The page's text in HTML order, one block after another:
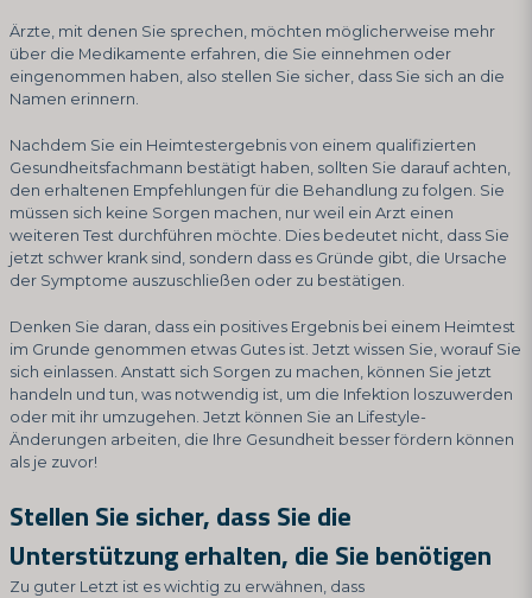
Ärzte, mit denen Sie sprechen, möchten möglicherweise mehr
über die Medikamente erfahren, die Sie einnehmen oder
eingenommen haben, also stellen Sie sicher, dass Sie sich an die
Namen erinnern.
Nachdem Sie ein Heimtestergebnis von einem qualifizierten
Gesundheitsfachmann bestätigt haben, sollten Sie darauf achten,
den erhaltenen Empfehlungen für die Behandlung zu folgen. Sie
müssen sich keine Sorgen machen, nur weil ein Arzt einen
weiteren Test durchführen möchte. Dies bedeutet nicht, dass Sie
jetzt schwer krank sind, sondern dass es Gründe gibt, die Ursache
der Symptome auszuschließen oder zu bestätigen.
Denken Sie daran, dass ein positives Ergebnis bei einem Heimtest
im Grunde genommen etwas Gutes ist. Jetzt wissen Sie, worauf Sie
sich einlassen. Anstatt sich Sorgen zu machen, können Sie jetzt
handeln und tun, was notwendig ist, um die Infektion loszuwerden
oder mit ihr umzugehen. Jetzt können Sie an Lifestyle-
Änderungen arbeiten, die Ihre Gesundheit besser fördern können
als je zuvor!
Stellen Sie sicher, dass Sie die
Unterstützung erhalten, die Sie benötigen
Zu guter Letzt ist es wichtig zu erwähnen, dass